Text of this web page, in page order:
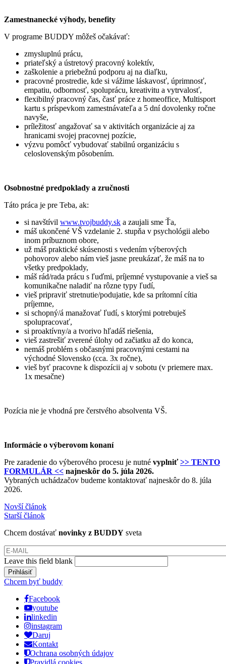
Zamestnanecké výhody, benefity
V programe BUDDY môžeš očakávať:
zmysluplnú prácu,
priateľský a ústretový pracovný kolektív,
zaškolenie a priebežnú podporu aj na diaľku,
pracovné prostredie, kde si vážime láskavosť, úprimnosť,
empatiu, odbornosť, spoluprácu, kreativitu a vytrvalosť,
flexibilný pracovný čas, časť práce z homeoffice, Multisport
kartu s príspevkom zamestnávateľa a 5 dní dovolenky ročne
navyše,
príležitosť angažovať sa v aktivitách organizácie aj za
hranicami svojej pracovnej pozície,
výzvu pomôcť vybudovať stabilnú organizáciu s
celoslovenským pôsobením.
Osobnostné predpoklady a zručnosti
Táto práca je pre Teba, ak:
si navštívil www.tvojbuddy.sk a zaujali sme Ťa,
máš ukončené VŠ vzdelanie 2. stupňa v psychológii alebo
inom príbuznom obore,
už máš praktické skúsenosti s vedením výberových
pohovorov alebo nám vieš jasne preukázať, že máš na to
všetky predpoklady,
máš rád/rada prácu s ľuďmi, príjemné vystupovanie a vieš sa
komunikačne naladiť na rôzne typy ľudí,
vieš pripraviť stretnutie/podujatie, kde sa prítomní cítia
príjemne,
si schopný/á manažovať ľudí, s ktorými potrebuješ
spolupracovať,
si proaktívny/a a tvorivo hľadáš riešenia,
vieš zastrešiť zverené úlohy od začiatku až do konca,
nemáš problém s občasnými pracovnými cestami na
východné Slovensko (cca. 3x ročne),
vieš byť pracovne k dispozícii aj v sobotu (v priemere max.
1x mesačne)
Pozícia nie je vhodná pre čerstvého absolventa VŠ.
Informácie o výberovom konaní
Pre zaradenie do výberového procesu je nutné vyplniť >> TENTO
FORMULÁR << najneskôr do 5. júla 2026.
Vybraných uchádzačov budeme kontaktovať najneskôr do 8. júla
2026.
Novší článok
Starší článok
Chcem dostávať novinky z BUDDY sveta
E-mail
Leave this field blank
Chcem byť buddy
Facebook
youtube
linkedin
instagram
Daruj
Kontakt
Ochrana osobných údajov
Pravidlá cookies